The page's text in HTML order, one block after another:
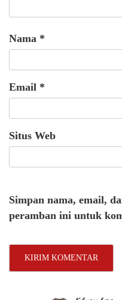
Nama *
Email *
Situs Web
Simpan nama, email,
peramban ini untuk